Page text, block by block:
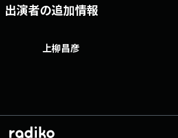
出演者の追加情報
上柳昌彦